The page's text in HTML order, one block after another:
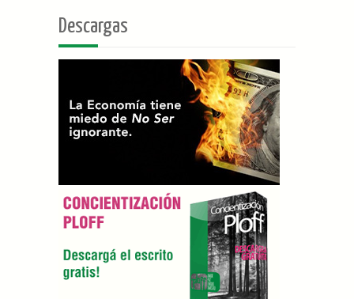
Descargas